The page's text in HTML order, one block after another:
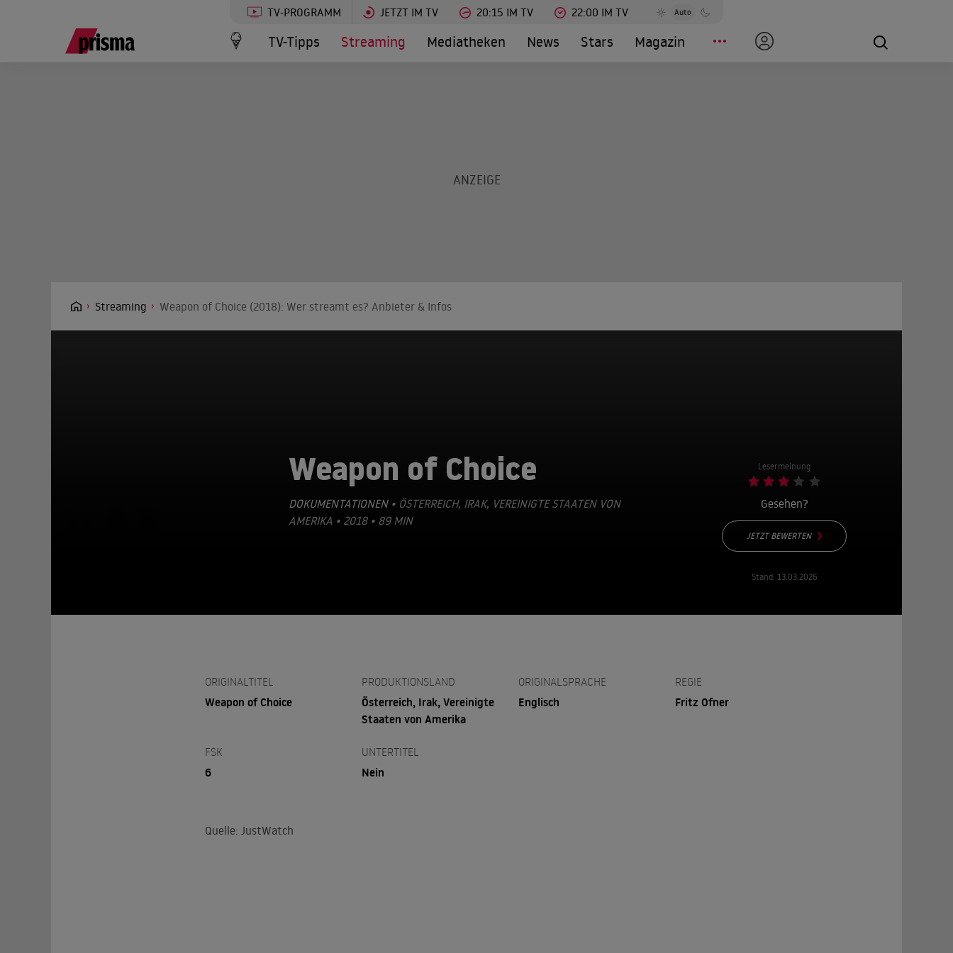
TV-PROGRAMM JETZT IM TV 20:15 IM TV 22:00 IM TV Auto
TV-Tipps Streaming Mediatheken News Stars Magazin
Streaming Weapon of Choice (2018): Wer streamt es? Anbieter & Infos
Weapon of Choice
DOKUMENTATIONEN• ÖSTERREICH, IRAK, VEREINIGTE STAATEN VON
AMERIKA • 2018 • 89 MIN
Lesermeinung
Gesehen?
JETZT BEWERTEN
Stand: 13.03.2026
ORIGINALTITEL
Weapon of Choice
PRODUKTIONSLAND
Österreich, Irak, Vereinigte
Staaten von Amerika
ORIGINALSPRACHE
Englisch
REGIE
Fritz Ofner
FSK
6
UNTERTITEL
Nein
Quelle: JustWatch